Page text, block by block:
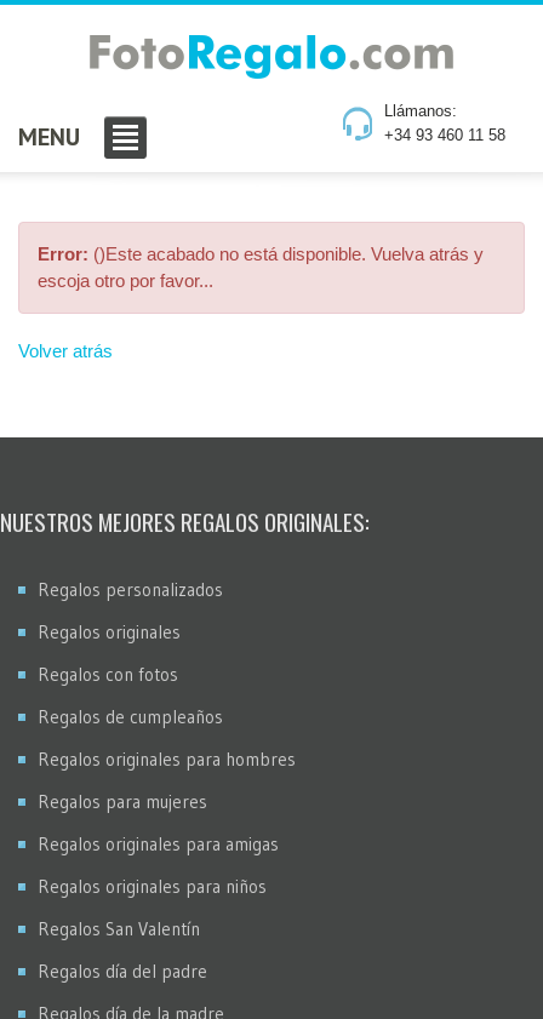
Llámanos:
+34 93 460 11 58
MENU
Error: ()Este acabado no está disponible. Vuelva atrás y
escoja otro por favor...
Volver atrás
NUESTROS MEJORES REGALOS ORIGINALES:
Regalos personalizados
Regalos originales
Regalos con fotos
Regalos de cumpleaños
Regalos originales para hombres
Regalos para mujeres
Regalos originales para amigas
Regalos originales para niños
Regalos San Valentín
Regalos día del padre
Regalos día de la madre